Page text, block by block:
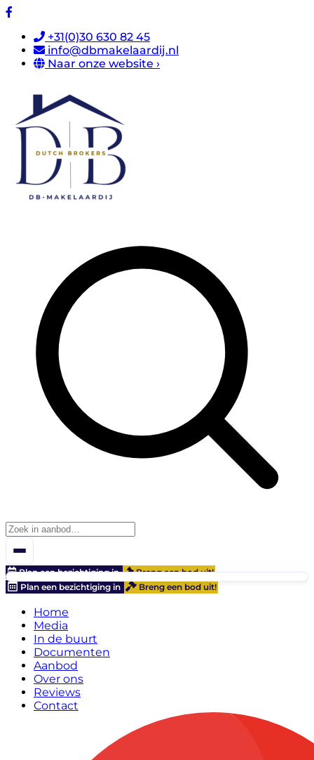
+31(0)30 630 82 45
info@dbmakelaardij.nl
Naar onze website ›
Plan een bezichtiging in
Breng een bod uit!
Plan een bezichtiging in
Breng een bod uit!
Home
Media
In de buurt
Documenten
Aanbod
Over ons
Reviews
Contact